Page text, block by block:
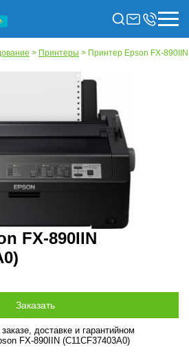
> Принтеры > Принтер Epson FX-
FX-890IIN
доставке и гарантийном
FX-890IIN (C11CF37403A0)